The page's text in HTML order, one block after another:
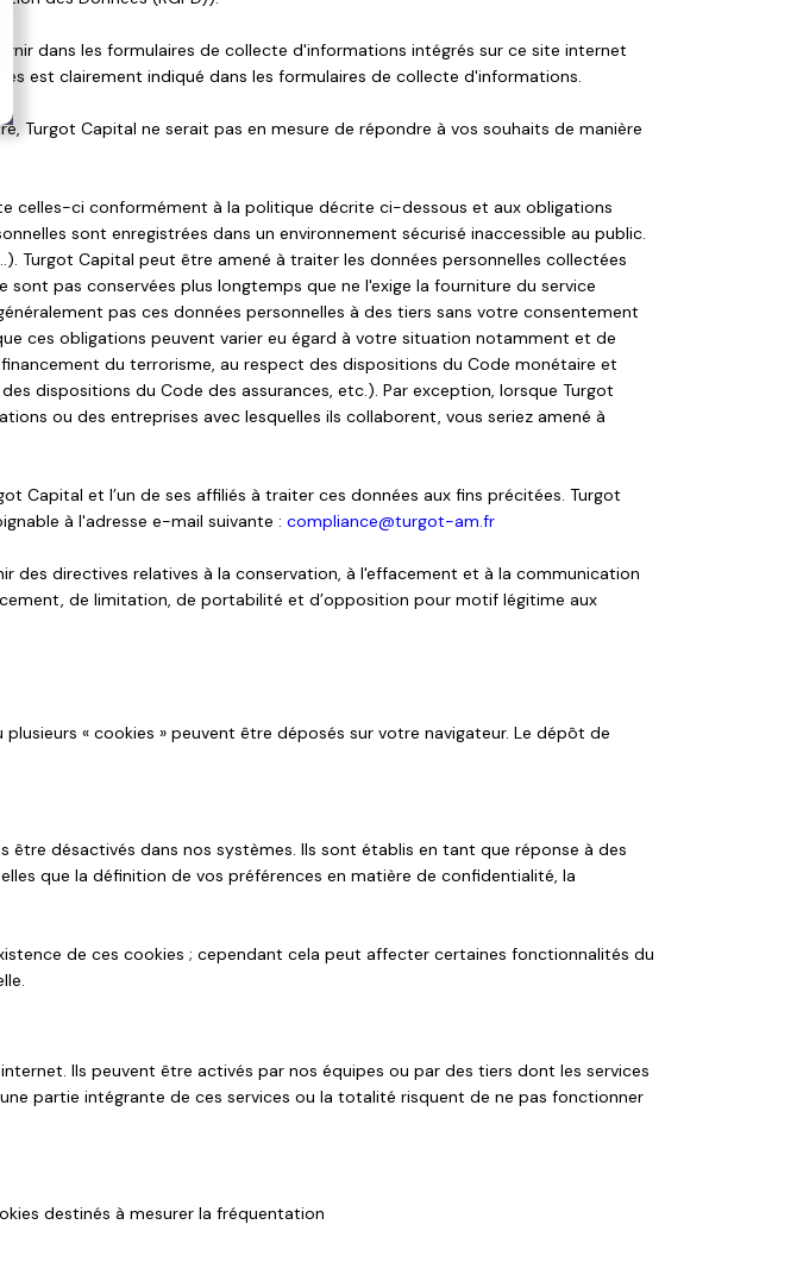
dans les formulaires de collecte d'informations intégrés sur ce site internet
est clairement indiqué dans les formulaires de collecte d'informations.
Turgot Capital ne serait pas en mesure de répondre à vos souhaits de manière
celles-ci conformément à la politique décrite ci-dessous et aux obligations
sont enregistrées dans un environnement sécurisé inaccessible au public.
Turgot Capital peut être amené à traiter les données personnelles collectées
pas conservées plus longtemps que ne l'exige la fourniture du service
pas ces données personnelles à des tiers sans votre consentement
ces obligations peuvent varier eu égard à votre situation notamment et de
du terrorisme, au respect des dispositions du Code monétaire et
dispositions du Code des assurances, etc.). Par exception, lorsque Turgot
ou des entreprises avec lesquelles ils collaborent, vous seriez amené à
Capital et l’un de ses affiliés à traiter ces données aux fins précitées. Turgot
à l'adresse e-mail suivante : compliance@turgot-am.fr
des directives relatives à la conservation, à l'effacement et à la communication
de limitation, de portabilité et d’opposition pour motif légitime aux
« cookies » peuvent être déposés sur votre navigateur. Le dépôt de
désactivés dans nos systèmes. Ils sont établis en tant que réponse à des
que la définition de vos préférences en matière de confidentialité, la
de ces cookies ; cependant cela peut affecter certaines fonctionnalités du
Ils peuvent être activés par nos équipes ou par des tiers dont les services
partie intégrante de ces services ou la totalité risquent de ne pas fonctionner
destinés à mesurer la fréquentation